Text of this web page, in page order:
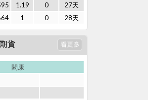
1.19 0
27天
1 0 28天
貨
閎康